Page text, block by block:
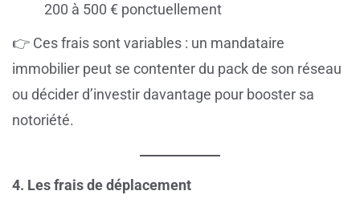
200 à 500 € ponctuellement
👉 Ces frais sont variables : un mandataire
immobilier peut se contenter du pack de son réseau
ou décider d’investir davantage pour booster sa
notoriété.
4. Les frais de déplacement